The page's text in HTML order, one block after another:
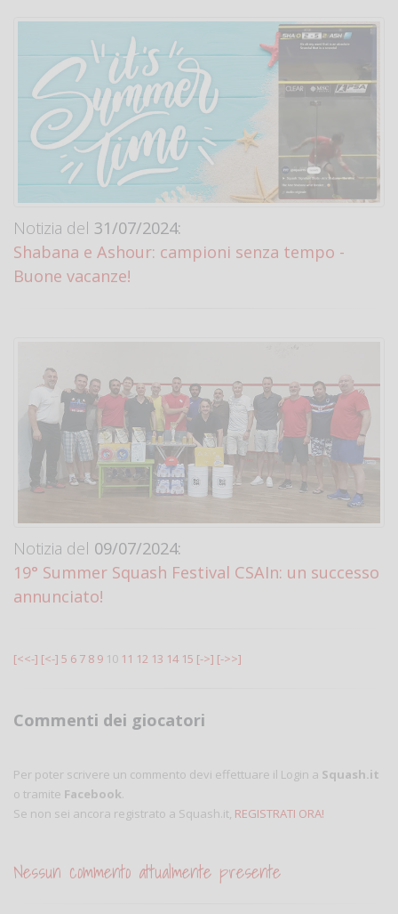
Notizia del 31/07/2024:
Shabana e Ashour: campioni senza tempo -
Buone vacanze!
Notizia del 09/07/2024:
19° Summer Squash Festival CSAIn: un successo
annunciato!
[<<-] [<-] 5 6 7 8 9 10 11 12 13 14 15 [->] [->>]
Commenti dei giocatori
Per poter scrivere un commento devi effettuare il Login a Squash.it
o tramite Facebook
Se non sei ancora registrato a Squash.it, REGISTRATI ORA!
Nessun commento attualmente presente